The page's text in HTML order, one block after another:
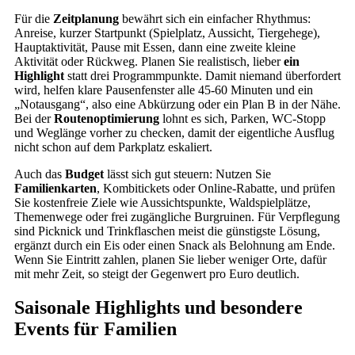
Für die Zeitplanung bewährt sich ein einfacher Rhythmus:
Anreise, kurzer Startpunkt (Spielplatz, Aussicht, Tiergehege),
Hauptaktivität, Pause mit Essen, dann eine zweite kleine
Aktivität oder Rückweg. Planen Sie realistisch, lieberein
Highlightstatt drei Programmpunkte. Damit niemand überfordert
wird, helfen klare Pausenfenster alle 45-60 Minuten und ein
„Notausgang“, also eine Abkürzung oder ein Plan B in der Nähe.
Bei derRoutenoptimierung lohnt es sich, Parken, WC-Stopp
und Weglänge vorher zu checken, damit der eigentliche Ausflug
nicht schon auf dem Parkplatz eskaliert.
Auch das Budgetlässt sich gut steuern: Nutzen Sie
Familienkarten, Kombitickets oder Online-Rabatte, und prüfen
Sie kostenfreie Ziele wie Aussichtspunkte, Waldspielplätze,
Themenwege oder frei zugängliche Burgruinen. Für Verpflegung
sind Picknick und Trinkflaschen meist die günstigste Lösung,
ergänzt durch ein Eis oder einen Snack als Belohnung am Ende.
Wenn Sie Eintritt zahlen, planen Sie lieber weniger Orte, dafür
mit mehr Zeit, so steigt der Gegenwert pro Euro deutlich.
Saisonale Highlights und besondere
Events für Familien